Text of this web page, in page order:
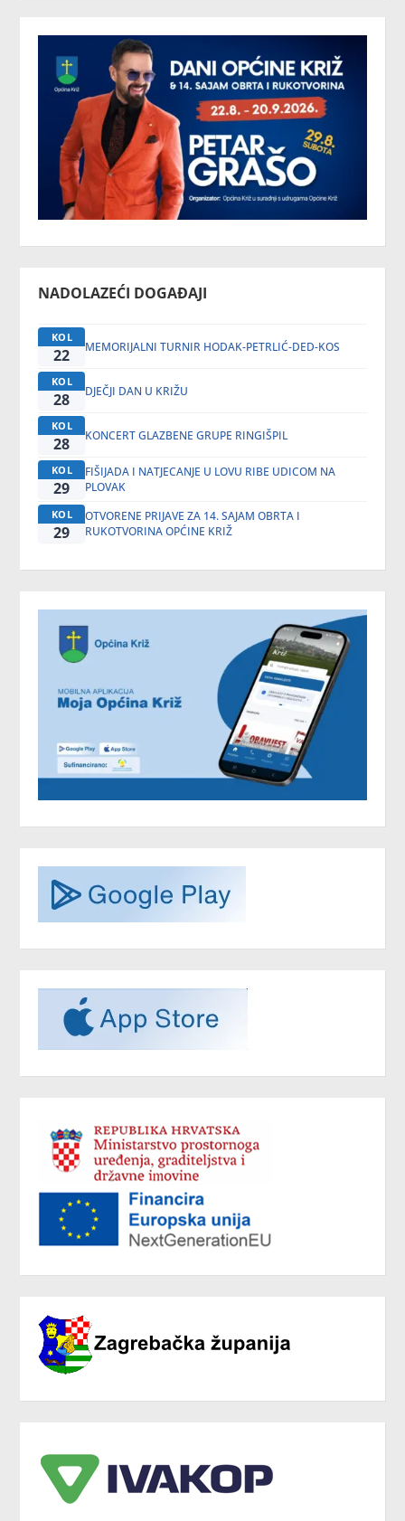
NADOLAZEĆI DOGAĐAJI
KOL
22 MEMORIJALNI TURNIR HODAK-PETRLIĆ-DED-KOS
KOL
28 DJEČJI DAN U KRIŽU
KOL
28 KONCERT GLAZBENE GRUPE RINGIŠPIL
KOL
29
FIŠIJADA I NATJECANJE U LOVU RIBE UDICOM NA
PLOVAK
KOL
29
OTVORENE PRIJAVE ZA 14. SAJAM OBRTA I
RUKOTVORINA OPĆINE KRIŽ